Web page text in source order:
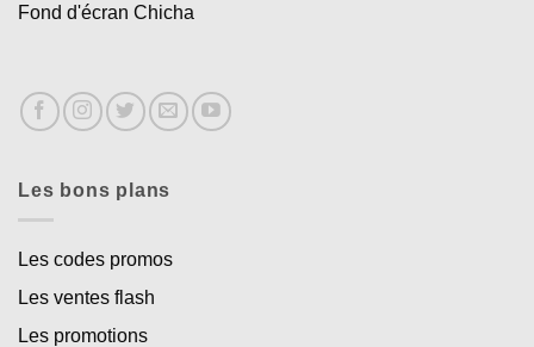
Fond d'écran Chicha
Les bons plans
Les codes promos
Les ventes flash
Les promotions